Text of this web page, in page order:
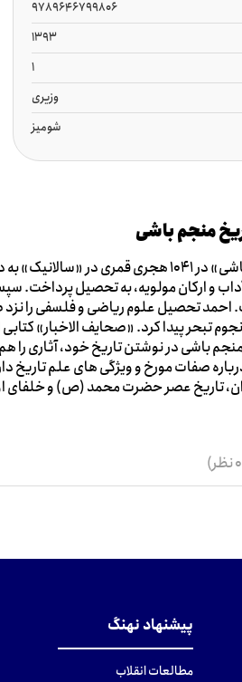
9789646799806
1393
1
وزیری
شومیز
منجم باشی
«احمد دده منجم باشی» در 1041 هجری
و ارکان مولویه، به تحصیل پرداخت.
تحصیل علوم ریاضی و فلسفی را نزد
باشی در نوشتن تاریخ خود، آثاری را هم
صفات مورخ و ویژگی های علم تاریخ
تاریخ عصر حضرت محمد (ص) و خلفای
پیشنهاد نهنگ
مطالعات انقلاب